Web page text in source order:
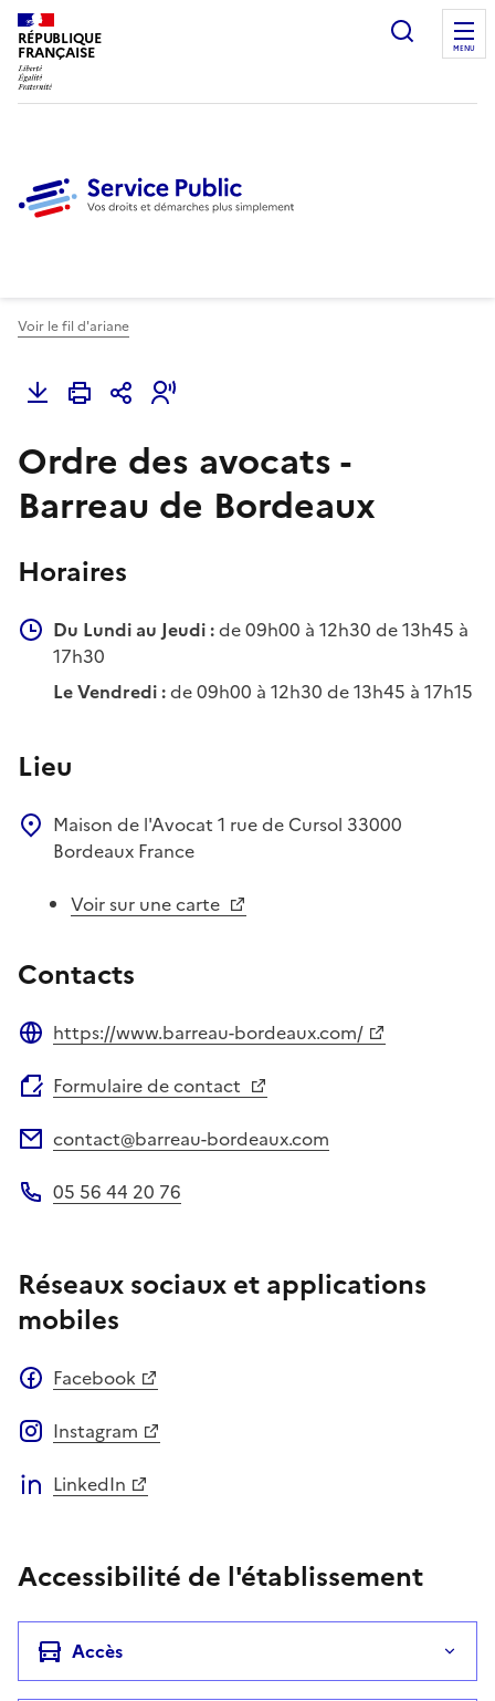
RÉPUBLIQUE
FRANÇAISE
Ouvrir
MENU
Voir le fil d'ariane
Ordre des avocats -
Barreau de Bordeaux
Horaires
Du Lundi au Jeudi :de 09h00 à 12h30 de 13h45 à
17h30
Le Vendredi :de 09h00 à 12h30 de 13h45 à 17h15
Lieu
Maison de l'Avocat 1 rue de Cursol 33000
Bordeaux France
Voir sur une carte
Contacts
https://www.barreau-bordeaux.com/
Formulaire de contact
contact@barreau-bordeaux.com
05 56 44 20 76
Réseaux sociaux et applications
mobiles
Facebook
Instagram
LinkedIn
Accessibilité de l'établissement
Accès